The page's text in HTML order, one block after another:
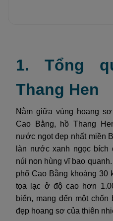
1. Tổng
Thang Hen
Nằm giữa vùng hoang
Cao Bằng, hồ Thang
nước ngọt đẹp nhất miền
làn nước xanh ngọc bích
núi non hùng vĩ bao
phố Cao Bằng khoảng 30
tọa lạc ở độ cao hơn
biển, mang đến một
đẹp hoang sơ của thiên